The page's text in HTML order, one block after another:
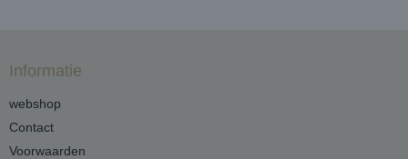
Informatie
webshop
Contact
Voorwaarden